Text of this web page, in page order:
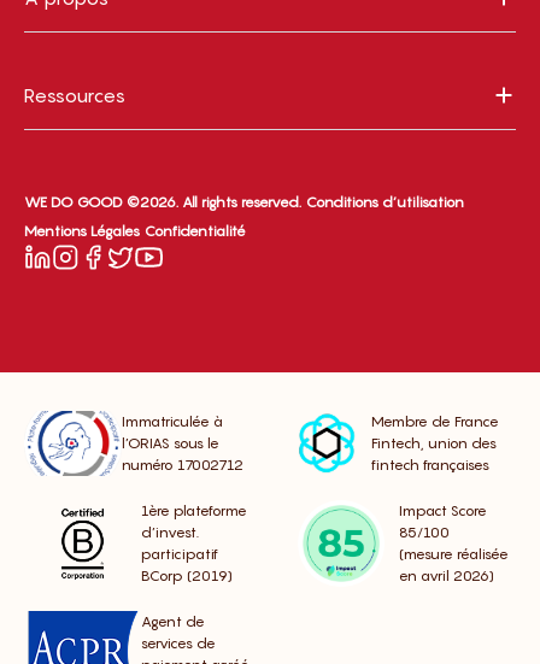
Ressources
WE DO GOOD ©2026. All rights reserved. Conditions d’utilisation
Mentions Légales Confidentialité
Immatriculée à
l’ORIAS sous le
numéro 17002712
Membre de France
Fintech, union des
fintech françaises
1ère plateforme
d’invest.
participatif
BCorp (2019)
Impact Score
85/100
(mesure réalisée
en avril 2026)
Agent de
services de